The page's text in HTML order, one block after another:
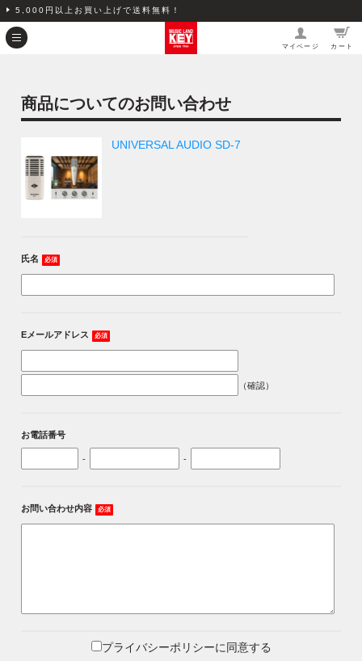
5,000円以上お買い上げで送料無料！
マイページ カート
商品についてのお問い合わせ
UNIVERSAL AUDIO SD-7
氏名 必須
Eメールアドレス 必須
（確認）
お電話番号
- -
お問い合わせ内容 必須
プライバシーポリシーに同意する